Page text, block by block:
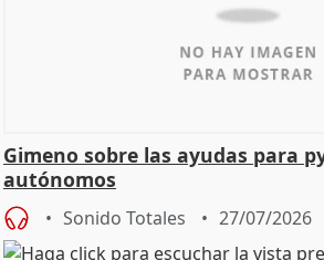
Gimeno sobre las ayudas para
autónomos
Sonido Totales 27/07/2026